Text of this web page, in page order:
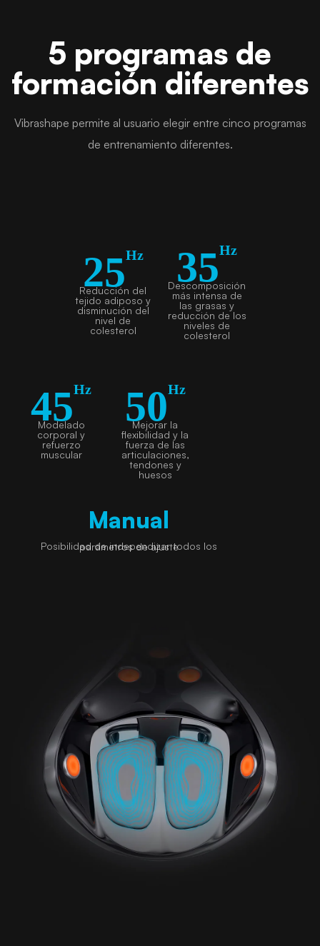
5 programas de
formación diferentes
Vibrashape permite al usuario elegir entre cinco programas
de entrenamiento diferentes.
25Hz
Reducción del
tejido adiposo y
disminución del
nivel de
colesterol
35Hz
Descomposición
más intensa de
las grasas y
reducción de los
niveles de
colesterol
45Hz
Modelado
corporal y
refuerzo
muscular
50Hz
Mejorar la
flexibilidad y la
fuerza de las
articulaciones,
tendones y
huesos
Manual
Posibilidad de independizar todos los parámetros de ajuste